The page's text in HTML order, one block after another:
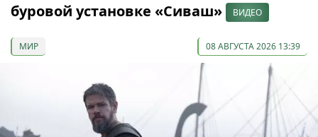
буровой установке «Сиваш»
ВИДЕО
МИР 08 АВГУСТА 2026 13:39